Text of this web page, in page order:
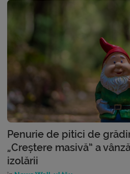
Penurie de pitici de
„Creștere masivă” a
izolării